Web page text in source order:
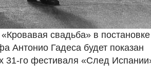
свадьба» в постановке
Антонио Гадеса будет показан
31-го фестиваля «След